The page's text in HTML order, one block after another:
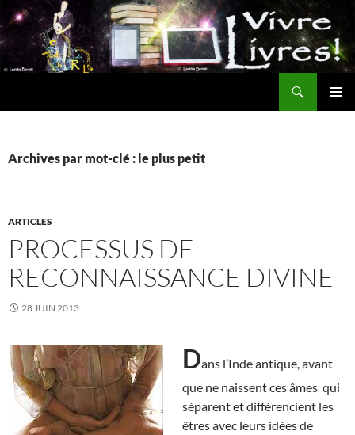
Aller
au
contenu
Archives par mot-clé : le plus petit
ARTICLES
PROCESSUS DE
RECONNAISSANCE DIVINE
28 JUIN 2013
Dans l’Inde antique, avant
que ne naissent ces âmes qui
séparent et différencient les
êtres avec leurs idées de